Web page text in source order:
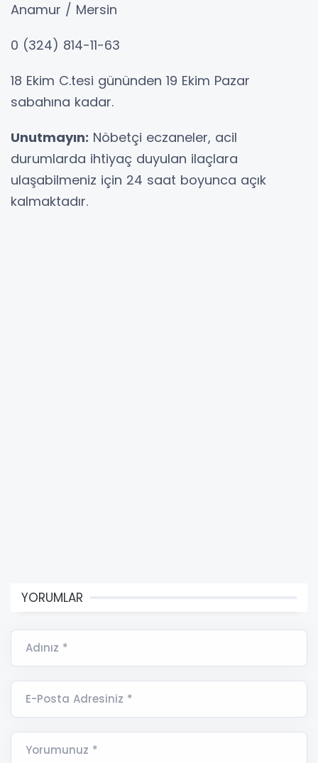
Anamur / Mersin
0 (324) 814-11-63
18 Ekim C.tesi gününden 19 Ekim Pazar
sabahına kadar.
Unutmayın: Nöbetçi eczaneler, acil
durumlarda ihtiyaç duyulan ilaçlara
ulaşabilmeniz için 24 saat boyunca açık
kalmaktadır.
YORUMLAR
Adınız *
E-Posta Adresiniz *
Yorumunuz *